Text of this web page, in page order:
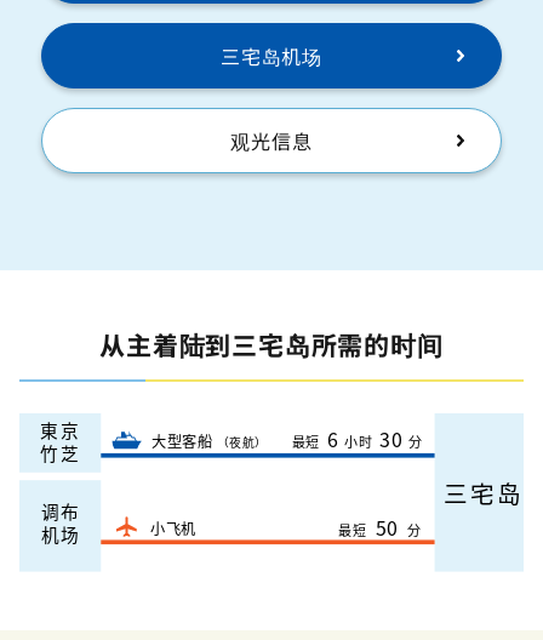
三宅岛机场
观光信息
从主着陆到三宅岛所需的时间